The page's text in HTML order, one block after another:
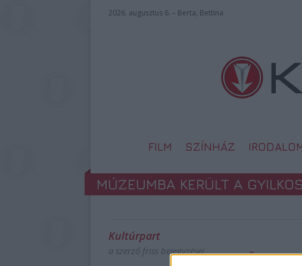
2026. augusztus 6. – Berta, Bettina
FILM SZÍNHÁZ
MÚZEUMBA KERÜLT A
Kultúrpart
a szerző friss bejegyzései